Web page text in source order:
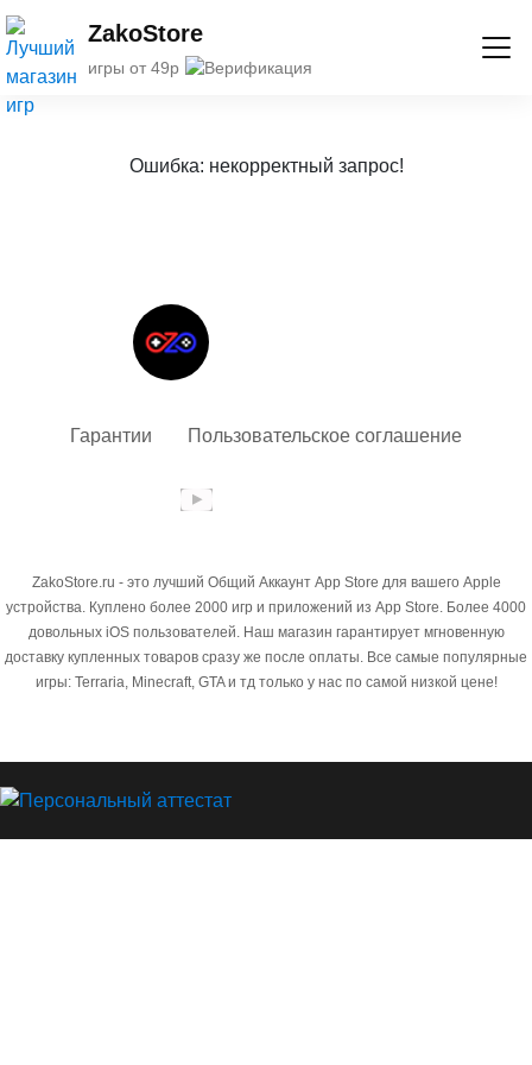
ZakoStore
игры от 49р
Ошибка: некорректный запрос!
Гарантии Пользовательское соглашение
ZakoStore.ru - это лучший Общий Аккаунт App Store для вашего Apple
устройства. Куплено более 2000 игр и приложений из App Store. Более 4000
довольных iOS пользователей. Наш магазин гарантирует мгновенную
доставку купленных товаров сразу же после оплаты. Все самые популярные
игры: Terraria, Minecraft, GTA и тд только у нас по самой низкой цене!